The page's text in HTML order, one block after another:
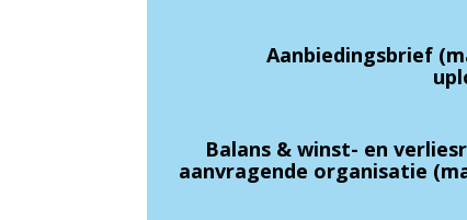
Aanbiedingsbrief
Balans & winst- en
aanvragende organisatie